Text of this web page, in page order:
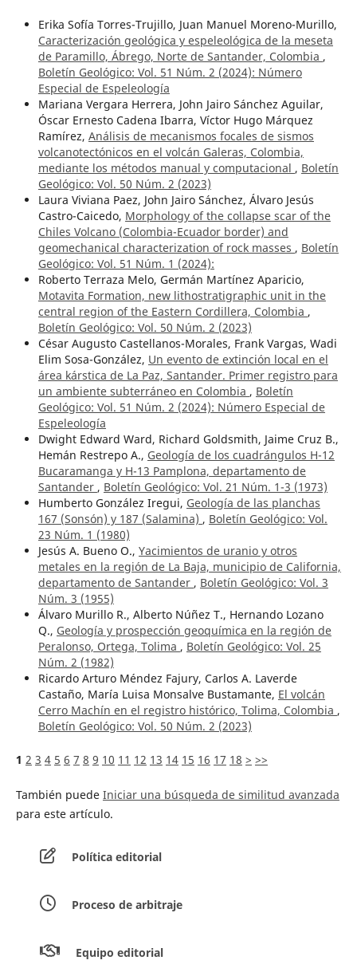
Erika Sofía Torres-Trujillo, Juan Manuel Moreno-Murillo,
Caracterización geológica y espeleológica de la meseta
de Paramillo, Ábrego, Norte de Santander, Colombia ,
Boletín Geológico: Vol. 51 Núm. 2 (2024): Número
Especial de Espeleología
Mariana Vergara Herrera, John Jairo Sánchez Aguilar,
Óscar Ernesto Cadena Ibarra, Víctor Hugo Márquez
Ramírez, Análisis de mecanismos focales de sismos
volcanotectónicos en el volcán Galeras, Colombia,
mediante los métodos manual y computacional , Boletín
Geológico: Vol. 50 Núm. 2 (2023)
Laura Viviana Paez, John Jairo Sánchez, Álvaro Jesús
Castro-Caicedo, Morphology of the collapse scar of the
Chiles Volcano (Colombia-Ecuador border) and
geomechanical characterization of rock masses , Boletín
Geológico: Vol. 51 Núm. 1 (2024):
Roberto Terraza Melo, Germán Martínez Aparicio,
Motavita Formation, new lithostratigraphic unit in the
central region of the Eastern Cordillera, Colombia ,
Boletín Geológico: Vol. 50 Núm. 2 (2023)
César Augusto Castellanos-Morales, Frank Vargas, Wadi
Elim Sosa-González, Un evento de extinción local en el
área kárstica de La Paz, Santander. Primer registro para
un ambiente subterráneo en Colombia , Boletín
Geológico: Vol. 51 Núm. 2 (2024): Número Especial de
Espeleología
Dwight Edward Ward, Richard Goldsmith, Jaime Cruz B.,
Hemán Restrepo A., Geología de los cuadrángulos H-12
Bucaramanga y H-13 Pamplona, departamento de
Santander , Boletín Geológico: Vol. 21 Núm. 1-3 (1973)
Humberto González Iregui, Geología de las planchas
167 (Sonsón) y 187 (Salamina) , Boletín Geológico: Vol.
23 Núm. 1 (1980)
Jesús A. Bueno O., Yacimientos de uranio y otros
metales en la región de La Baja, municipio de California,
departamento de Santander , Boletín Geológico: Vol. 3
Núm. 3 (1955)
Álvaro Murillo R., Alberto Núñez T., Hernando Lozano
Q., Geología y prospección geoquímica en la región de
Peralonso, Ortega, Tolima , Boletín Geológico: Vol. 25
Núm. 2 (1982)
Ricardo Arturo Méndez Fajury, Carlos A. Laverde
Castaño, María Luisa Monsalve Bustamante, El volcán
Cerro Machín en el registro histórico, Tolima, Colombia ,
Boletín Geológico: Vol. 50 Núm. 2 (2023)
1 2 3 4 5 6 7 8 9 10 11 12 13 14 15 16 17 18 > >>
También puede Iniciar una búsqueda de similitud avanzada
para este artículo.
Política editorial
Proceso de arbitraje
Equipo editorial